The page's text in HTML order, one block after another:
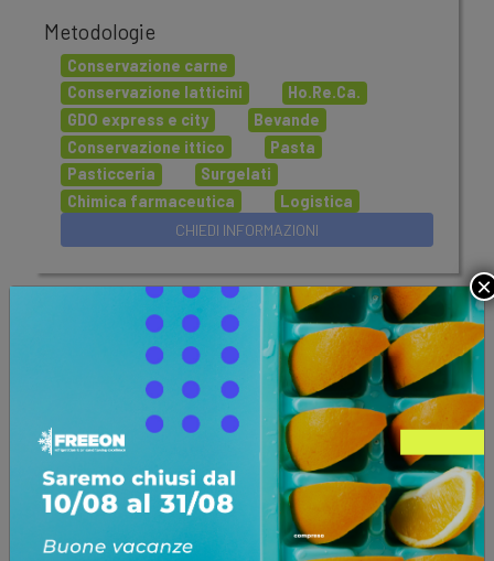
Metodologie
Conservazione carne
Conservazione latticini
Ho.Re.Ca.
GDO express e city
Bevande
Conservazione ittico
Pasta
Pasticceria
Surgelati
Chimica farmaceutica
Logistica
Refrigeranti R448A - R449A - R134a -
R513A
×